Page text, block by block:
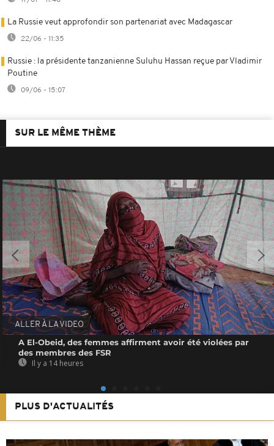
La Russie veut approfondir son partenariat avec Madagascar
22/06 - 11:35
Russie : la présidente tanzanienne Suluhu Hassan reçue par Vladimir
Poutine
09/06 - 15:07
SUR LE MÊME THÈME
ALLER À LA VIDEO
A El-Obeid, des femmes affirment avoir été violées par
des membres des FSR
Il y a 14 heures
PLUS D'ACTUALITÉS